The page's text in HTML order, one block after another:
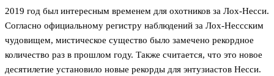
2019 год был интересным временем для охотников за Лох-Несси.
Согласно официальному регистру наблюдений за Лох-Нессским
чудовищем, мистическое существо было замечено рекордное
количество раз в прошлом году. Также считается, что это новое
десятилетие установило новые рекорды для энтузиастов Несси.